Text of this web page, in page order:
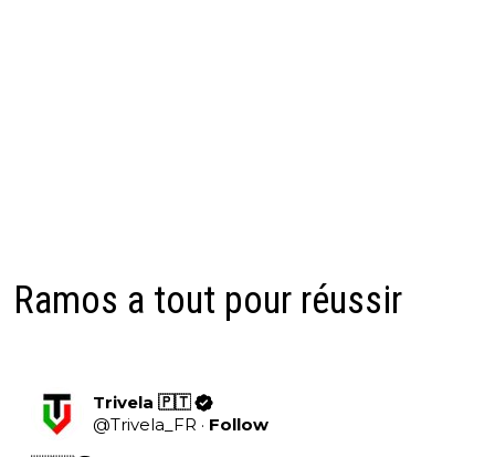
Ramos a tout pour réussir
Trivela 🇵🇹
@Trivela_FR · Follow